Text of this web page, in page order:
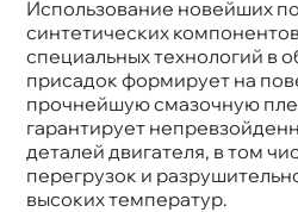
Использование новейших
синтетических
специальных технологий в
присадок формирует на
прочнейшую смазочную
арантирует
деталей двигателя, в том
перегрузок и
ысоких температур.